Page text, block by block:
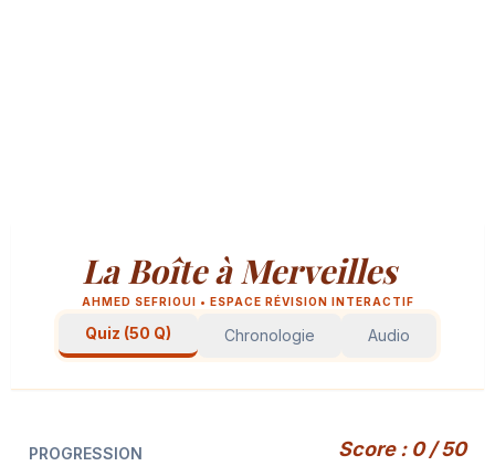
La Boîte à Merveilles
AHMED SEFRIOUI • ESPACE RÉVISION INTERACTIF
Quiz (50 Q) Chronologie Audio
PROGRESSION Score : 0 / 50